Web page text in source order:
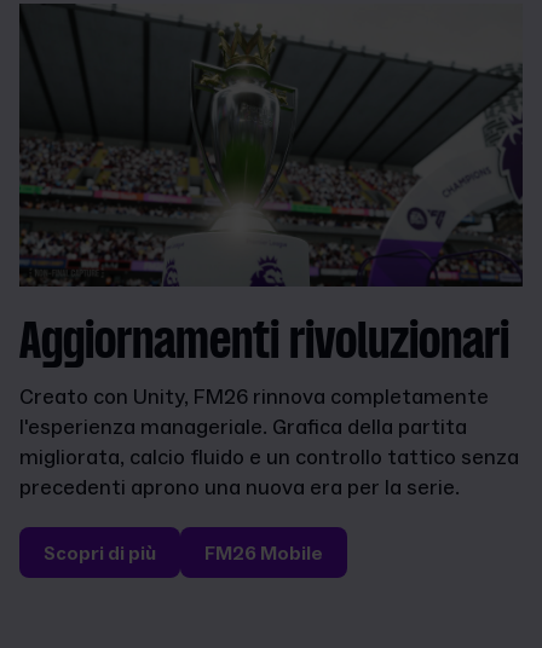
Aggiornamenti rivoluzionari
Creato con Unity, FM26 rinnova completamente
l'esperienza manageriale. Grafica della partita
migliorata, calcio fluido e un controllo tattico senza
precedenti aprono una nuova era per la serie.
Scopri di più FM26 Mobile